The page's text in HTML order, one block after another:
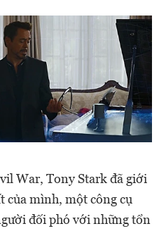
War, Tony Stark đã giới
của mình, một công cụ
đối phó với những tổn